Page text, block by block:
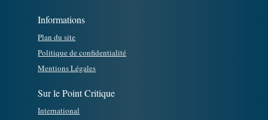
Informations
Plan du site
Politique de confidentialité
Mentions Légales
Sur le Point Critique
International